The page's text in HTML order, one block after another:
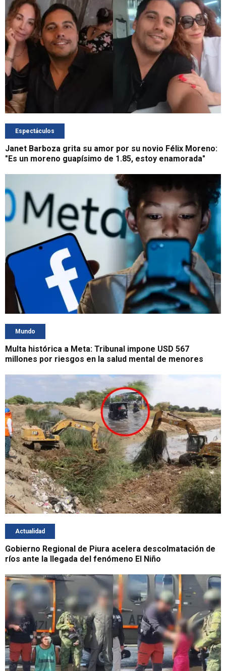
Espectáculos
Janet Barboza grita su amor por su novio Félix Moreno:
"Es un moreno guapísimo de 1.85, estoy enamorada"
Mundo
Multa histórica a Meta: Tribunal impone USD 567
millones por riesgos en la salud mental de menores
Actualidad
Gobierno Regional de Piura acelera descolmatación de
ríos ante la llegada del fenómeno El Niño